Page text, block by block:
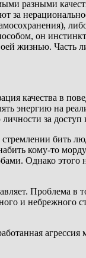
разными
за
он
жизнью. Часть
качества в
энергию на
за
стремлении бить
кому-то
Однако этого
Проблема в
и небрежного